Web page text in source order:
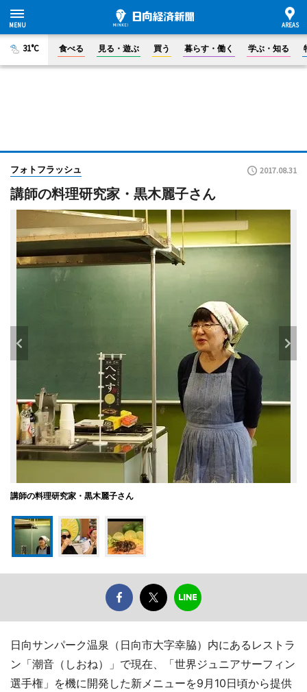
31°C 食べる 見る・遊ぶ 買う 暮らす・働く 学ぶ・知る
フォトフラッシュ 2017.08.31
講師の料理研究家・黒木麗子さん
講師の料理研究家・黒木麗子さん
日向サンパーク温泉（日向市大字幸脇）内にあるレストラ
ン「潮音（しおね）」で現在、「世界ジュニアサーフィン
選手権」を機に開発した新メニューを9月10日頃から提供